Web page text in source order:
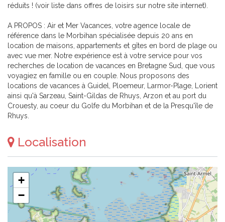
réduits ! (voir liste dans offres de loisirs sur notre site internet).
A PROPOS : Air et Mer Vacances, votre agence locale de
référence dans le Morbihan spécialisée depuis 20 ans en
location de maisons, appartements et gîtes en bord de plage ou
avec vue mer. Notre expérience est à votre service pour vos
recherches de location de vacances en Bretagne Sud, que vous
voyagiez en famille ou en couple. Nous proposons des
locations de vacances à Guidel, Ploemeur, Larmor-Plage, Lorient
ainsi qu'à Sarzeau, Saint-Gildas de Rhuys, Arzon et au port du
Crouesty, au coeur du Golfe du Morbihan et de la Presqu'île de
Rhuys.
Localisation
+
−